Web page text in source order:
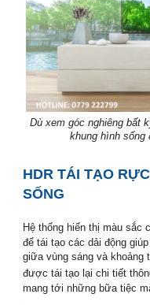
Dù xem góc nghiêng bất
khung hình sống
HDR TÁI TẠO
SỐNG
Hệ thống hiển thị màu sắc
để tái tạo các dải động
giữa vùng sáng và khoảng
được tái tạo lại chi tiết
mang tới những bữa tiệc